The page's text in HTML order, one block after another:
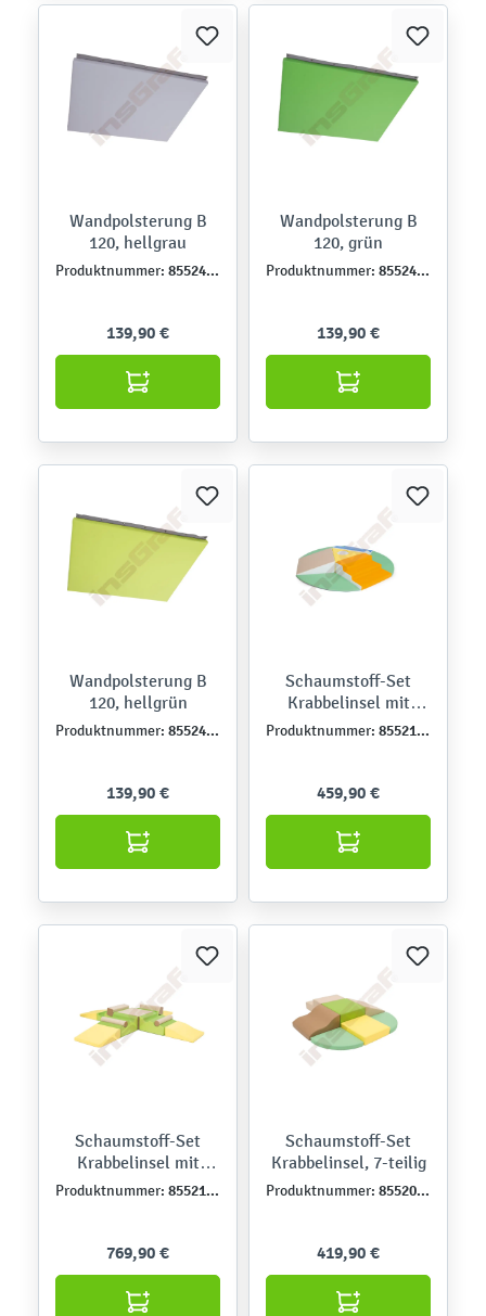
Wandpolsterung B
120, hellgrau
Produktnummer: 855248PU
139,90 €
Wandpolsterung B
120, grün
Produktnummer: 855247PU
139,90 €
Wandpolsterung B
120, hellgrün
Produktnummer: 855246PU
139,90 €
Schaumstoff-Set
Krabbelinsel mit
Acrylspiegel
Produktnummer: 855214PU
459,90 €
Schaumstoff-Set
Krabbelinsel mit
Balken, 13-teilig
Produktnummer: 855210PU
769,90 €
Schaumstoff-Set
Krabbelinsel, 7-teilig
Produktnummer: 855209PU
419,90 €